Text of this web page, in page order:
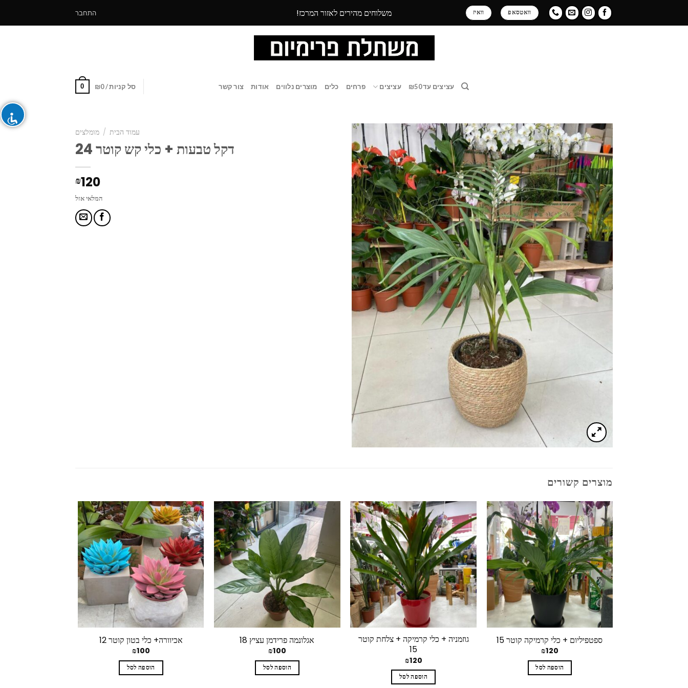
וואטסאפ וואיז משלוחים מהירים לאזור המרכז! התחבר
עציצים עד ₪50 עציצים פרחים כלים מוצרים נלווים אודות צור קשר סל קניות / ₪0
0
עמוד הבית / מומלצים
דקל טבעות + כלי קש קוטר 24
₪120
המלאי אזל
מוצרים קשורים
ספטפיליום + כלי קרמיקה קוטר 15
₪120
הוספה לסל
גוזמניה + כלי קרמיקה + צלחת קוטר
15
₪120
הוספה לסל
אגלונמה פרידמן עציץ 18
₪100
הוספה לסל
אכיוורה+ כלי בטון קוטר 12
₪100
הוספה לסל